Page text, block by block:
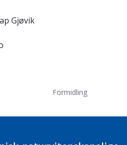
Gjøvik
Formidling